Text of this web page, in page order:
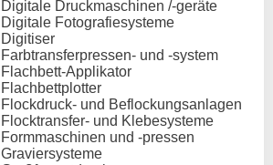
Digitale Druckmaschinen /-geräte
Digitale Fotografiesysteme
Digitiser
Farbtransferpressen- und -system
Flachbett-Applikator
Flachbettplotter
Flockdruck- und Beflockungsanlagen
Flocktransfer- und Klebesysteme
Formmaschinen und -pressen
Graviersysteme